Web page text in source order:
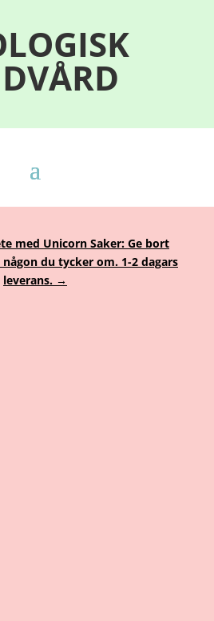
med Unicorn Saker: Ge bort
du tycker om. 1-2 dagars
leverans. →